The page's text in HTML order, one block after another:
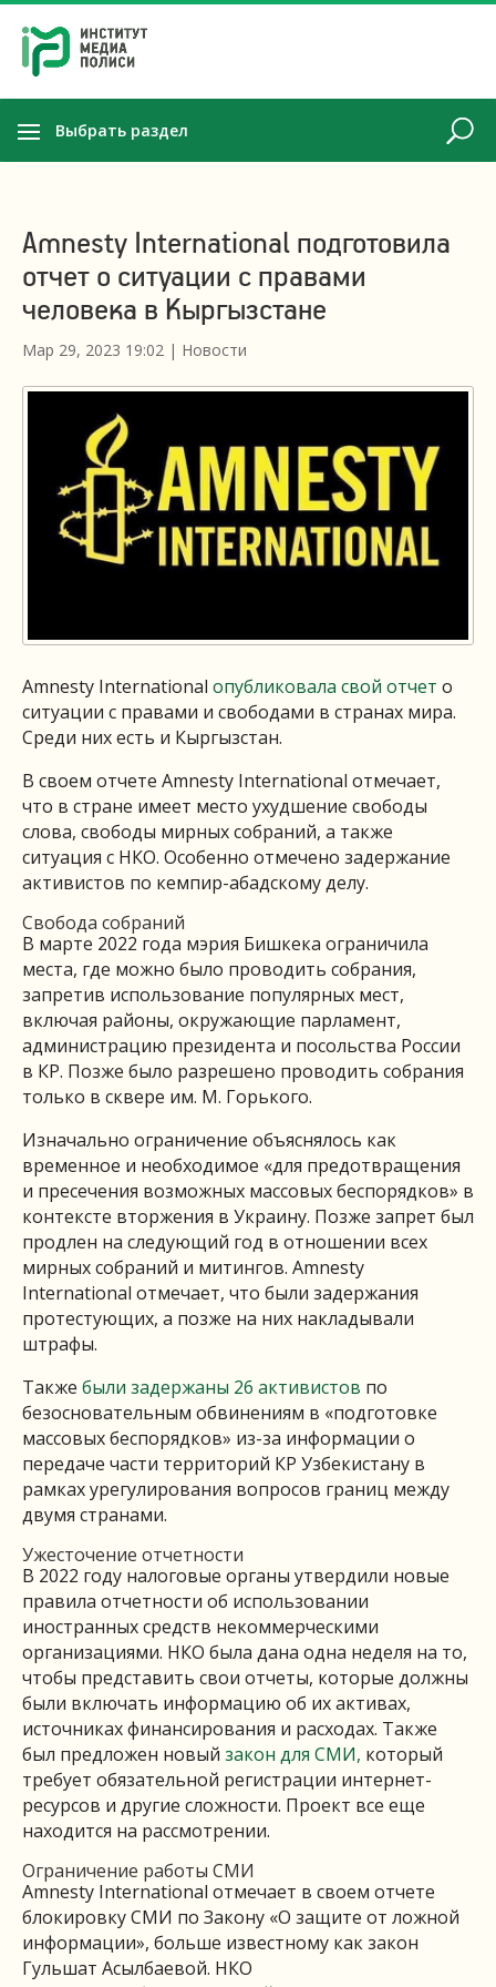
Выбрать раздел
Amnesty International подготовила
отчет о ситуации с правами
человека в Кыргызстане
Мар 29, 2023 19:02 | Новости
Amnesty International опубликовала свой отчет о
ситуации с правами и свободами в странах мира.
Среди них есть и Кыргызстан.
В своем отчете Amnesty International отмечает,
что в стране имеет место ухудшение свободы
слова, свободы мирных собраний, а также
ситуация с НКО. Особенно отмечено задержание
активистов по кемпир-абадскому делу.
Свобода собраний
В марте 2022 года мэрия Бишкека ограничила
места, где можно было проводить собрания,
запретив использование популярных мест,
включая районы, окружающие парламент,
администрацию президента и посольства России
в КР. Позже было разрешено проводить собрания
только в сквере им. М. Горького.
Изначально ограничение объяснялось как
временное и необходимое «для предотвращения
и пресечения возможных массовых беспорядков» в
контексте вторжения в Украину. Позже запрет был
продлен на следующий год в отношении всех
мирных собраний и митингов. Amnesty
International отмечает, что были задержания
протестующих, а позже на них накладывали
штрафы.
Также были задержаны 26 активистов по
безосновательным обвинениям в «подготовке
массовых беспорядков» из-за информации о
передаче части территорий КР Узбекистану в
рамках урегулирования вопросов границ между
двумя странами.
Ужесточение отчетности
В 2022 году налоговые органы утвердили новые
правила отчетности об использовании
иностранных средств некоммерческими
организациями. НКО была дана ​​одна неделя на то,
чтобы представить свои отчеты, которые должны
были включать информацию об их активах,
источниках финансирования и расходах. Также
был предложен новый закон для СМИ, который
требует обязательной регистрации интернет-
ресурсов и другие сложности. Проект все еще
находится на рассмотрении.
Ограничение работы СМИ
Amnesty International отмечает в своем отчете
блокировку СМИ по Закону «О защите от ложной
информации», больше известному как закон
Гульшат Асылбаевой. НКО